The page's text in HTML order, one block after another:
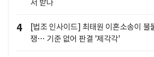
서 받나
4
[법조 인사이드] 최태원 이혼소송이 불
쟁… 기준 없어 판결 '제각각'